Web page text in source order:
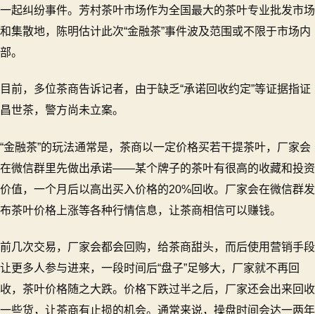
一起纠纷事件。芳村茶叶市场作为全国最大的茶叶专业批发市场
和集散地，陈明估计此次“金融茶”事件波及范围或不限于市场内
部。
目前，多位茶商告诉记者，由于缺乏“承诺回收约定”等证据指证
昌世茶，警方尚未立案。
“金融茶”的玩法通常是，茶商以一定价格买若干提茶叶，厂家会
在微信群里先做出承诺——某个牌子的茶叶有很高的收藏和投资
价值，一个月后以高出买入价格的20%回收。厂家会在微信群发
布茶叶价格上涨等各种行情信息，让茶商相信可以赚钱。
前几次交易，厂家会都会回购，给茶商甜头，而后使用营销手段
让更多人参与进来，一段时间后“盘子”足够大，厂家就不再回
收，茶叶价格随之大跌。价格下跌过半之后，厂家还会出来回收
一些货，让茶商有止损的机会。通常来说，操盘时间会达一两年